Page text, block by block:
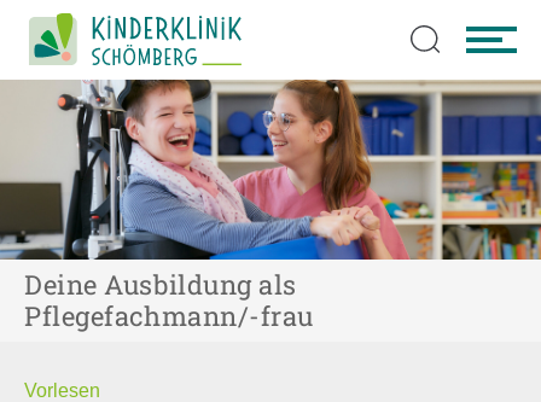
Zum Hauptinhalt springen
Deine Ausbildung als
Pflegefachmann/-frau
Vorlesen